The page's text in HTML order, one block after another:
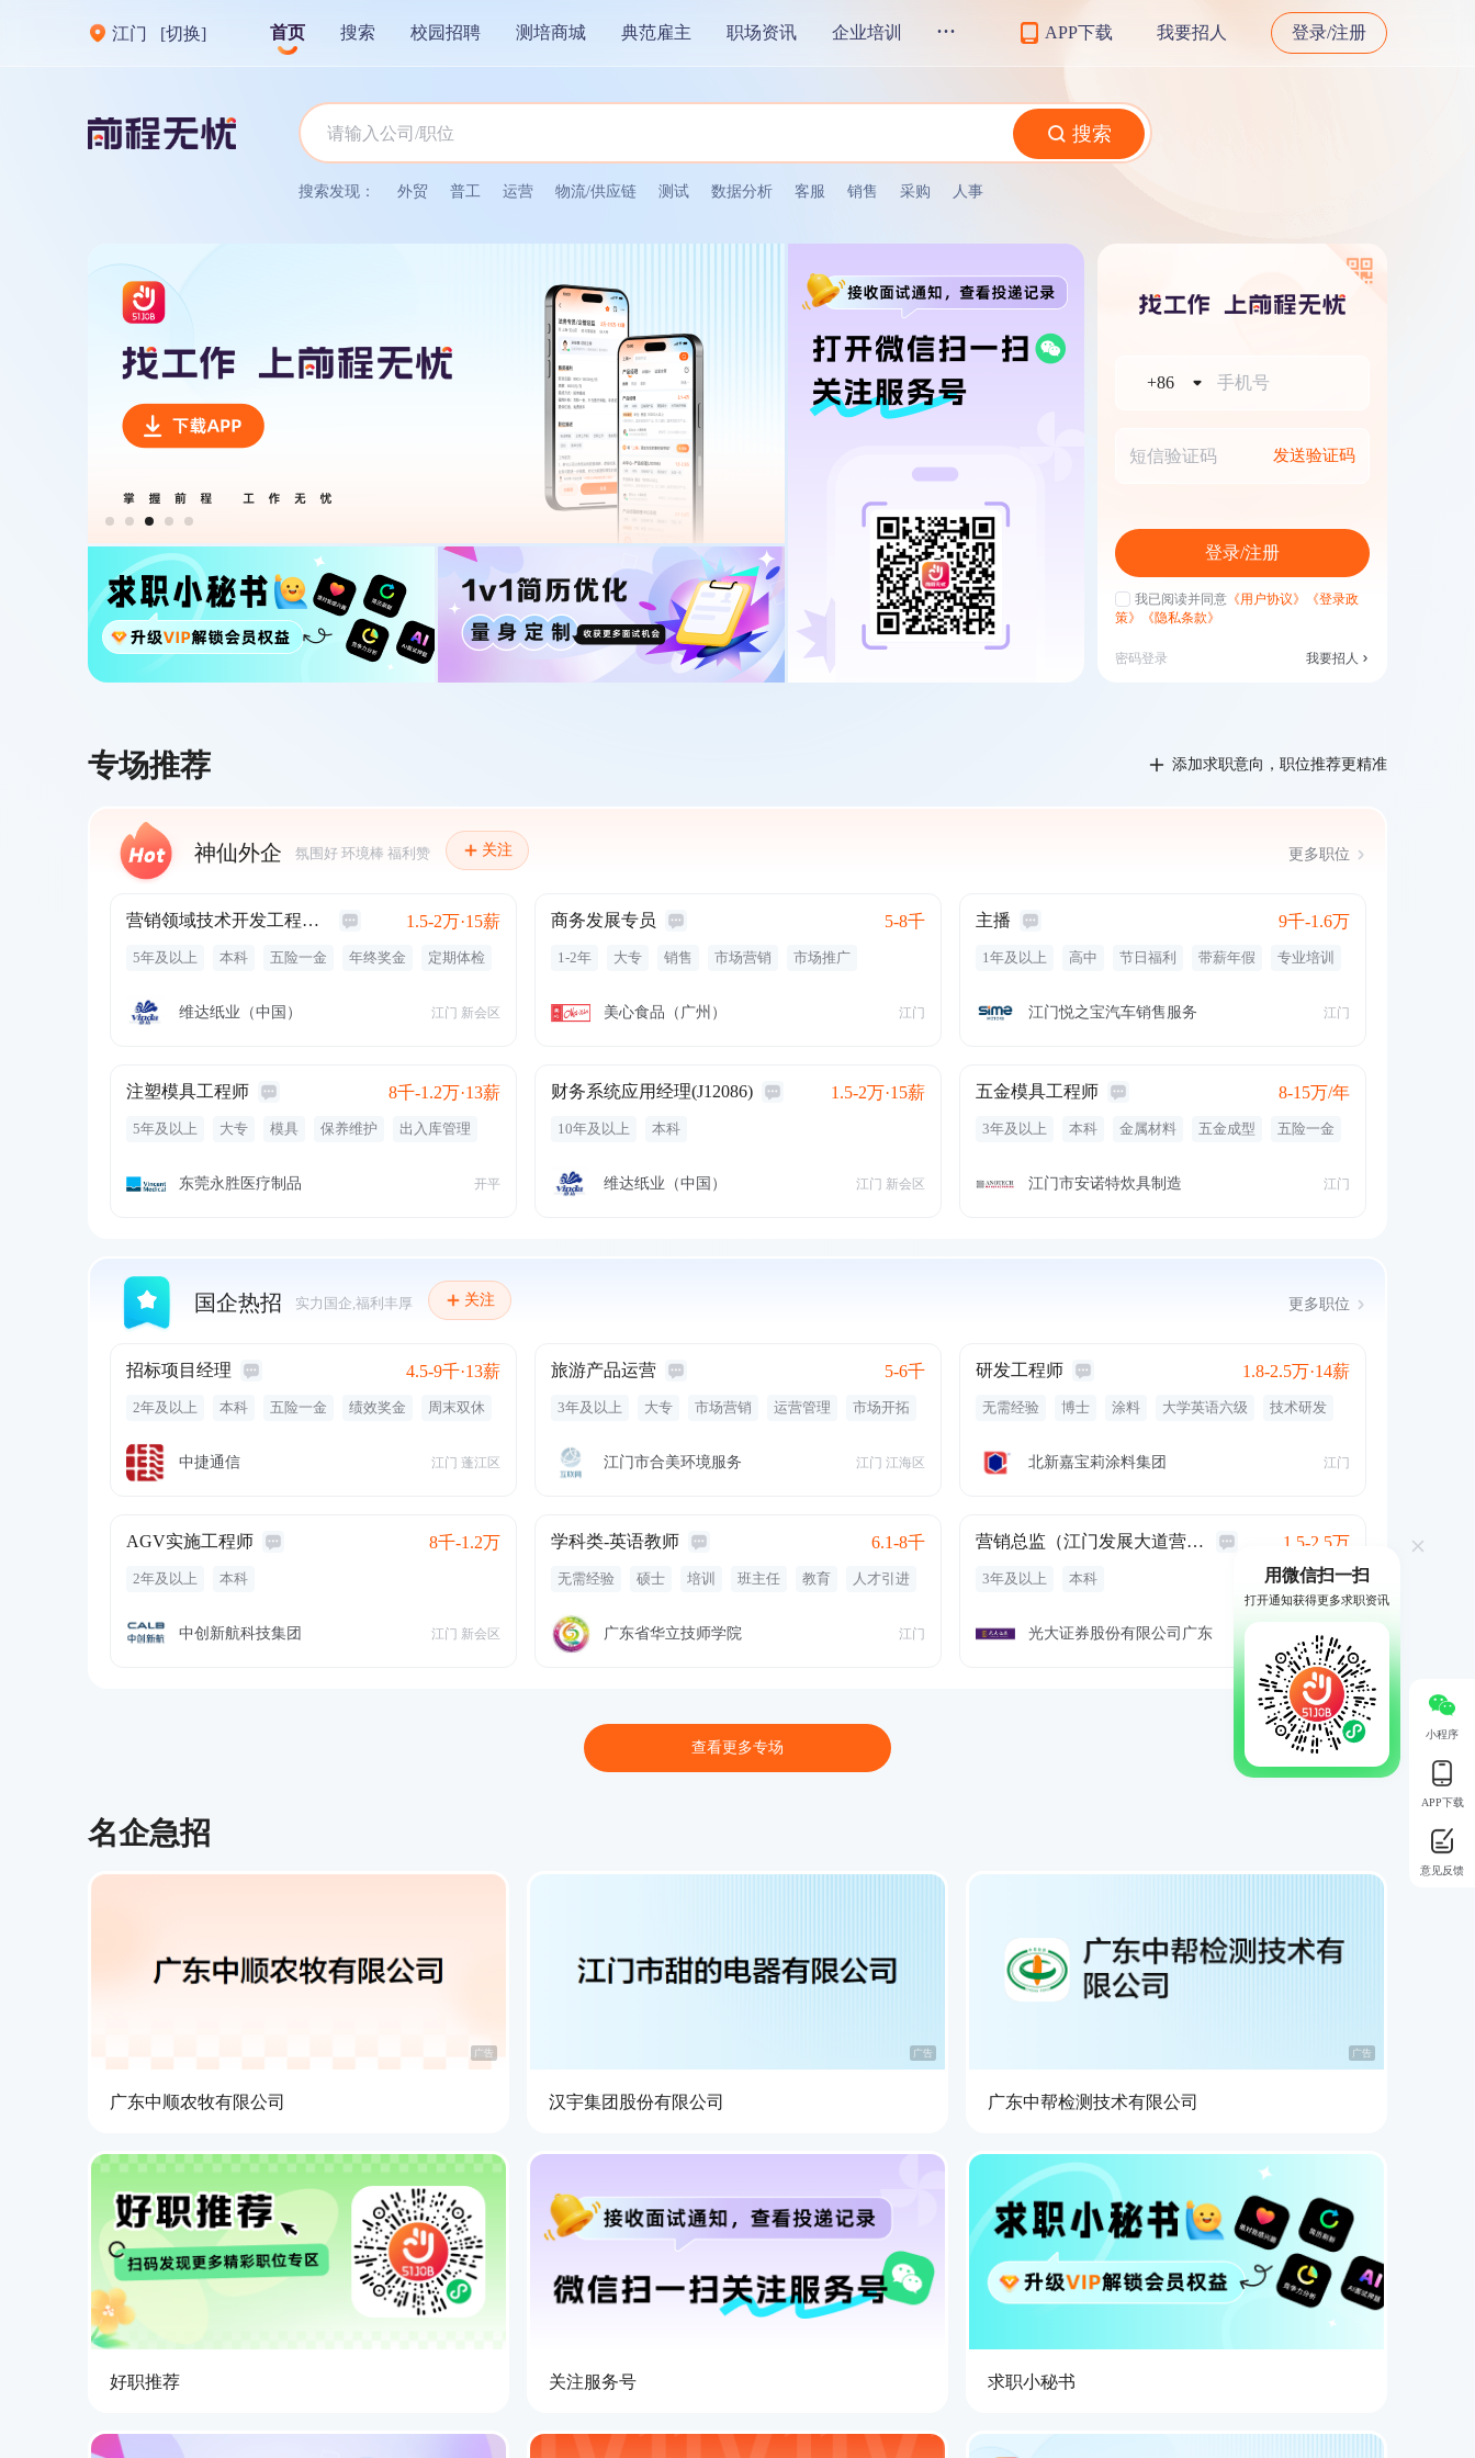
江门 [切换] 首页 搜索 校园招聘 测培商城 典范雇主 职场资讯 企业培训 ... APP下载 我要招人 登录/注册
搜索
搜索发现： 外贸 普工 运营 物流/供应链 测试 数据分析 客服 销售 采购 人事
+86
发送验证码
登录/注册
我已阅读并同意 《用户协议》
《登录政
策》
《隐私条款》
密码登录 我要招人
专场推荐 添加求职意向，职位推荐更精准
神仙外企 氛围好 环境棒 福利赞 关注 更多职位
营销领域技术开发工程师(J12357) 1.5-2万·15薪
5年及以上 本科 五险一金 年终奖金
定期体检
周末双休
带薪年假 节日福利
维达纸业（中国） 江门 新会区
商务发展专员 5-8千
1-2年 大专 销售 市场营销
市场推广
工商管理
市场调查 客诉处理
美心食品（广州） 江门
主播 9千-1.6万
1年及以上 高中 节日福利 带薪年假
专业培训
医疗保险
晋升空间 租房补贴
绩效奖金
江门悦之宝汽车销售服务 江门
注塑模具工程师 8千-1.2万·13薪
5年及以上 大专 模具 保养维护
出入库管理
定期体检
双休 节日礼物
东莞永胜医疗制品 开平
财务系统应用经理(J12086) 1.5-2万·15薪
10年及以上 本科
维达纸业（中国） 江门 新会区
五金模具工程师 8-15万/年
3年及以上 本科 金属材料 五金成型
五险一金
江门市安诺特炊具制造
江门
国企热招 实力国企,福利丰厚 关注 更多职位
招标项目经理 4.5-9千·13薪
2年及以上 本科 五险一金 绩效奖金
周末双休
中捷通信
江门 蓬江区
旅游产品运营 5-6千
3年及以上 大专 市场营销 运营管理
市场开拓
产品体系
线上线下推广
旅游
江门市合美环境服务 江门 江海区
研发工程师 1.8-2.5万·14薪
无需经验 博士 涂料 大学英语六级
技术研发
年终奖金
绩效奖金 弹性工作
北新嘉宝莉涂料集团 江门
AGV实施工程师 8千-1.2万
2年及以上 本科
中创新航科技集团 江门 新会区
学科类-英语教师 6.1-8千
无需经验 硕士 培训 班主任 教育
人才引进
餐饮补贴广东省华立技师学院 江门
营销总监（江门发展大道营业部） 1.5-2.5万
3年及以上 本科
光大证券股份有限公司广东 江门 蓬江区
查看更多专场
名企急招
广告
广东中顺农牧有限公司
广告
汉宇集团股份有限公司
广告
广东中帮检测技术有限公司
好职推荐 关注服务号 求职小秘书
小程序
APP下载
意见反馈
用微信扫一扫
打开通知获得更多求职资讯